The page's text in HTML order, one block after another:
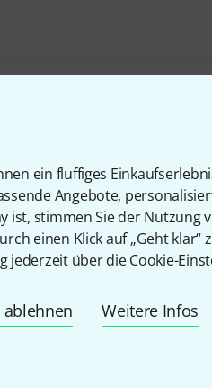
ein fluffiges
Angebote,
ist, stimmen Sie der Nutzung
einen Klick auf „Geht klar“
jederzeit über die Cookie-
ablehnen Weitere Infos
Hilfe & Feedback
E-Mail-Adresse*